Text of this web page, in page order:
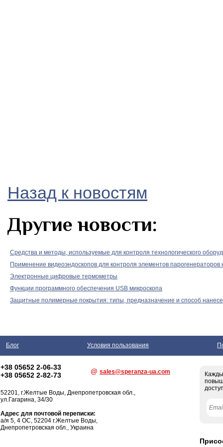
Назад к новостям
Другие новости:
Средства и методы, используемые для контроля технологического
Применение видеоэндоскопов для контроля элементов
Электронные цифровые термометры
Функции программного обеспечения USB микроскопа
Защитные полимерные покрытия: типы, предназначение и способ
Блог Условия пользования
+38 05652 2-06-33
+38 05652 2-82-73
@ sales@speranza-ua.com
52201, г.Желтые Воды, Днепропетровская обл.,
ул.Гагарина, 34/30
Адрес для почтовой переписки:
а/я 5, 4 ОС, 52204 г.Желтые Воды,
Днепропетровская обл., Украина